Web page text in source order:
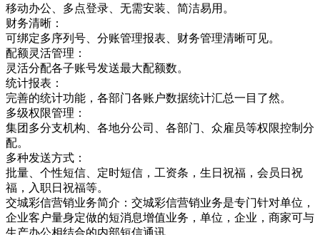
移动办公、多点登录、无需安装、简洁易用。
财务清晰：
可绑定多序列号、分账管理报表、财务管理清晰可见。
配额灵活管理：
灵活分配各子账号发送最大配额数。
统计报表：
完善的统计功能，各部门各账户数据统计汇总一目了然。
多级权限管理：
集团多分支机构、各地分公司、各部门、众雇员等权限控制分
配。
多种发送方式：
批量、个性短信、定时短信，工资条，生日祝福，会员日祝
福，入职日祝福等。
交城彩信营销业务简介：交城彩信营销业务是专门针对单位，
企业客户量身定做的短消息增值业务，单位，企业，商家可与
生产办公相结合的内部短信通讯，